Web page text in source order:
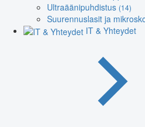
Ultraäänipuhdistus (14)
Suurennuslasit ja
IT & Yhteydet